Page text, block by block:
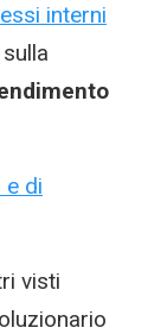
interni
visti